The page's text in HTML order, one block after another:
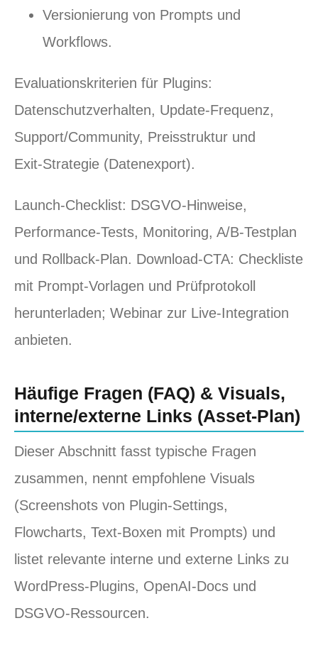
Versionierung von Prompts und
Workflows.
Evaluationskriterien für Plugins:
Datenschutzverhalten, Update‑Frequenz,
Support/Community, Preisstruktur und
Exit‑Strategie (Datenexport).
Launch‑Checklist: DSGVO‑Hinweise,
Performance‑Tests, Monitoring, A/B‑Testplan
und Rollback‑Plan. Download‑CTA: Checkliste
mit Prompt‑Vorlagen und Prüfprotokoll
herunterladen; Webinar zur Live‑Integration
anbieten.
Häufige Fragen (FAQ) & Visuals,
interne/externe Links (Asset‑Plan)
Dieser Abschnitt fasst typische Fragen
zusammen, nennt empfohlene Visuals
(Screenshots von Plugin‑Settings,
Flowcharts, Text‑Boxen mit Prompts) und
listet relevante interne und externe Links zu
WordPress‑Plugins, OpenAI‑Docs und
DSGVO‑Ressourcen.